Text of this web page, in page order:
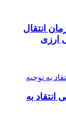
انتقال
ارزی
انتقاد به